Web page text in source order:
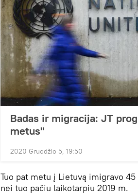
Badas ir migracija: JT
metus"
2020 Gruodžio 5, 19:50
Tuo pat metu į Lietuvą imigravo
nei tuo pačiu laikotarpiu 2019 m.